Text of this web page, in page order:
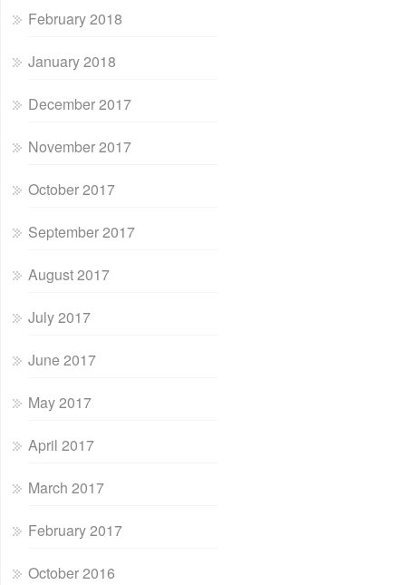
February 2018
January 2018
December 2017
November 2017
October 2017
September 2017
August 2017
July 2017
June 2017
May 2017
April 2017
March 2017
February 2017
October 2016